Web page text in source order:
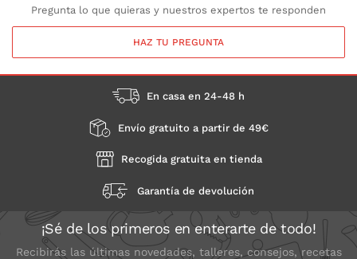
Pregunta lo que quieras y nuestros expertos te responden
HAZ TU PREGUNTA
En casa en 24-48 h
Envío gratuito a partir de 49€
Recogida gratuita en tienda
Garantía de devolución
¡Sé de los primeros en enterarte de todo!
Recibirás las últimas novedades, talleres, consejos, recetas